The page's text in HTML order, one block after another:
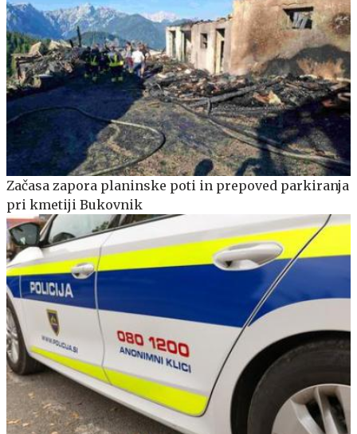
Začasa zapora planinske poti in prepoved parkiranja
pri kmetiji Bukovnik